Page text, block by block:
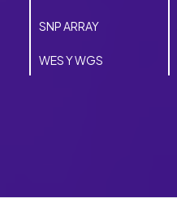
SNP ARRAY
WES Y WGS